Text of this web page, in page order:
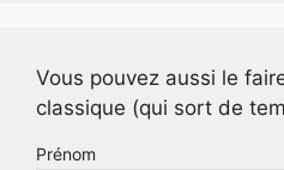
Vous pouvez aussi le
classique (qui sort de
Prénom